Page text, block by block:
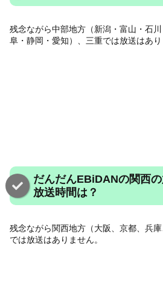
残念ながら中部地方（新潟・富山・石
阜・静岡・愛知）、三重では放送はあり
だんだんEBiDANの関西
放送時間は？
残念ながら関西地方（大阪、京都、兵庫
では放送はありません。